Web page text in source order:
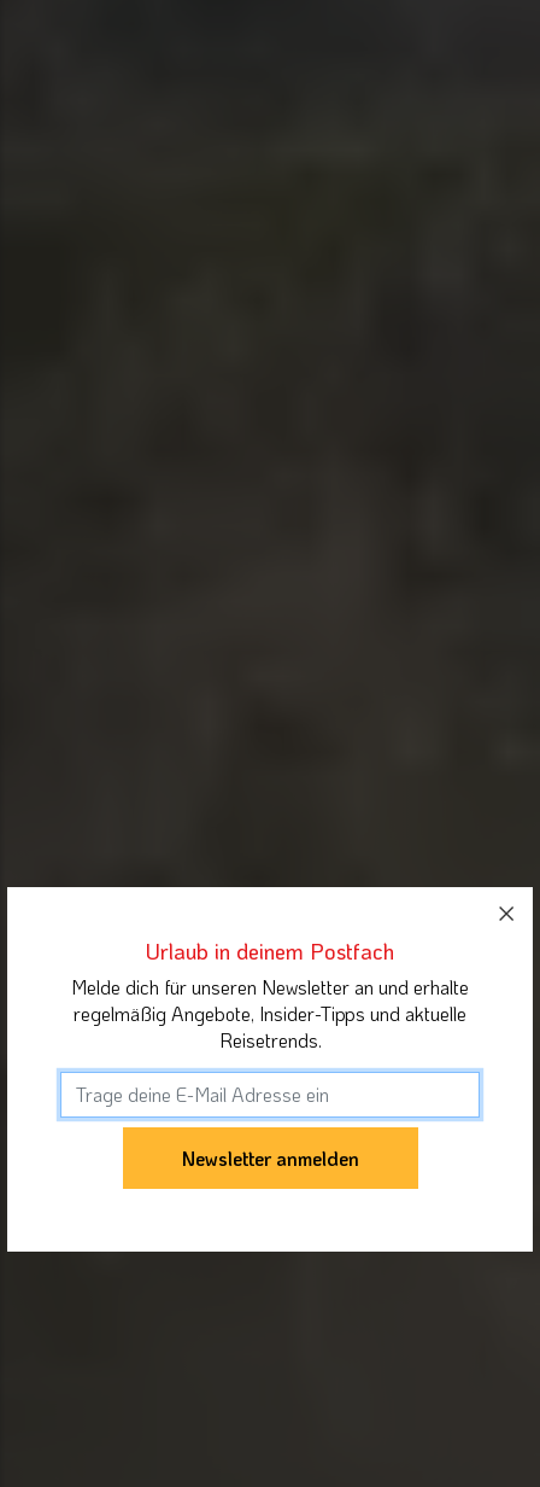
Urlaub in deinem Postfach
Melde dich für unseren Newsletter an und erhalte
regelmäßig Angebote, Insider-Tipps und aktuelle
Reisetrends.